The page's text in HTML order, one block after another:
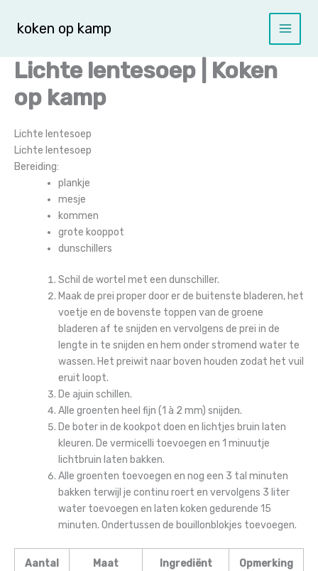
naar
inhoud
koken op kamp
Lichte lentesoep | Koken
op kamp
Lichte lentesoep
Lichte lentesoep
Bereiding:
plankje
mesje
kommen
grote kooppot
dunschillers
Schil de wortel met een dunschiller.
Maak de prei proper door er de buitenste bladeren, het
voetje en de bovenste toppen van de groene
bladeren af te snijden en vervolgens de prei in de
lengte in te snijden en hem onder stromend water te
wassen. Het preiwit naar boven houden zodat het vuil
eruit loopt.
De ajuin schillen.
Alle groenten heel fijn (1 à 2 mm) snijden.
De boter in de kookpot doen en lichtjes bruin laten
kleuren. De vermicelli toevoegen en 1 minuutje
lichtbruin laten bakken.
Alle groenten toevoegen en nog een 3 tal minuten
bakken terwijl je continu roert en vervolgens 3 liter
water toevoegen en laten koken gedurende 15
minuten. Ondertussen de bouillonblokjes toevoegen.
Aantal Maat Ingrediënt Opmerking